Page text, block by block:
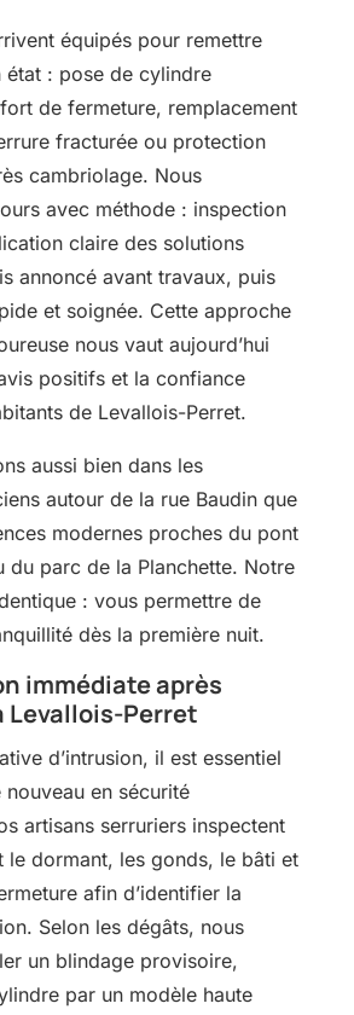
équipés pour remettre
état : pose de cylindre
de fermeture, remplacement
fracturée ou protection
cambriolage. Nous
avec méthode : inspection
claire des solutions
annoncé avant travaux, puis
et soignée. Cette approche
nous vaut aujourd’hui
positifs et la confiance
de Levallois-Perret.
aussi bien dans les
autour de la rue Baudin que
modernes proches du pont
du parc de la Planchette. Notre
: vous permettre de
dès la première nuit.
immédiate après
Perret
d’intrusion, il est essentiel
en sécurité
artisans serruriers inspectent
le dormant, les gonds, le bâti et
afin d’identifier la
Selon les dégâts, nous
un blindage provisoire,
par un modèle haute